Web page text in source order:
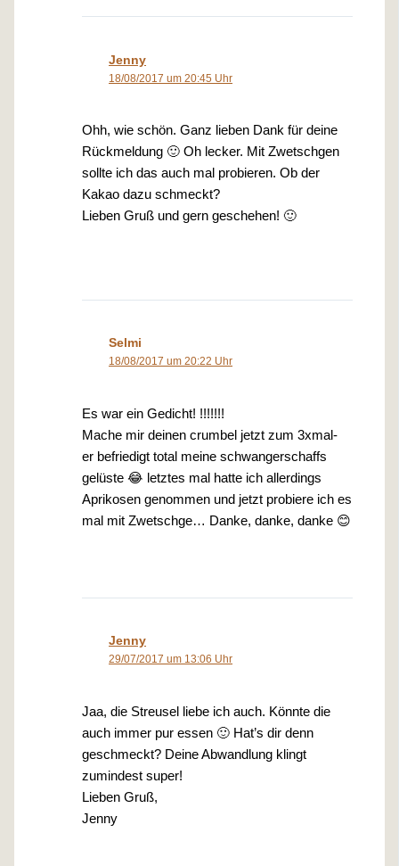
Jenny
18/08/2017 um 20:45 Uhr
Ohh, wie schön. Ganz lieben Dank für deine
Rückmeldung 🙂 Oh lecker. Mit Zwetschgen
sollte ich das auch mal probieren. Ob der
Kakao dazu schmeckt?
Lieben Gruß und gern geschehen! 🙂
Selmi
18/08/2017 um 20:22 Uhr
Es war ein Gedicht! !!!!!!!
Mache mir deinen crumbel jetzt zum 3xmal-
er befriedigt total meine schwangerschaffs
gelüste 😂 letztes mal hatte ich allerdings
Aprikosen genommen und jetzt probiere ich es
mal mit Zwetschge… Danke, danke, danke 😊
Jenny
29/07/2017 um 13:06 Uhr
Jaa, die Streusel liebe ich auch. Könnte die
auch immer pur essen 🙂 Hat’s dir denn
geschmeckt? Deine Abwandlung klingt
zumindest super!
Lieben Gruß,
Jenny